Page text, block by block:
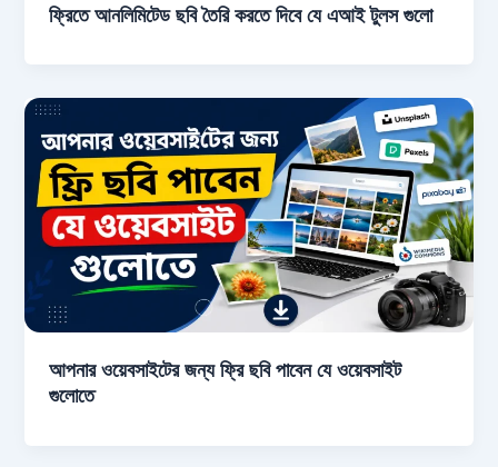
ফ্রিতে আনলিমিটেড ছবি তৈরি করতে দিবে যে এআই টুলস গুলো
আপনার ওয়েবসাইটের জন্য ফ্রি ছবি পাবেন যে ওয়েবসাইট
গুলোতে